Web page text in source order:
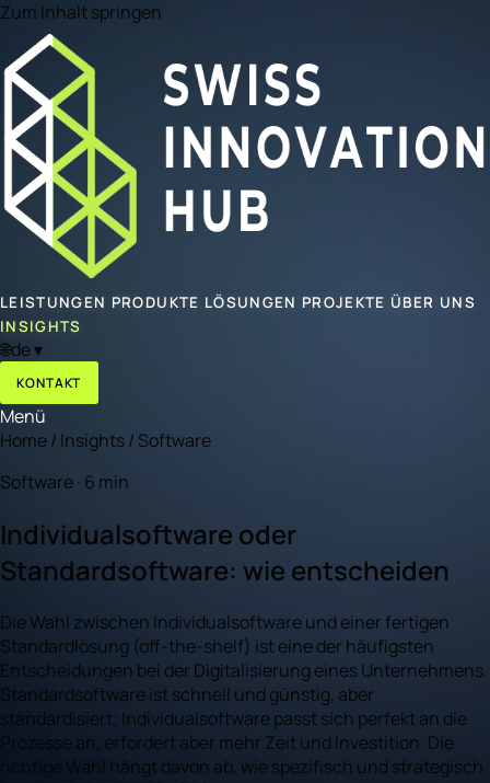
Zum Inhalt springen
LEISTUNGEN PRODUKTE LÖSUNGEN PROJEKTE ÜBER UNS
INSIGHTS
🌐de▾
KONTAKT
Menü
Home/ Insights/ Software
Software · 6 min
Individualsoftware oder
Standardsoftware: wie entscheiden
Die Wahl zwischen Individualsoftware und einer fertigen
Standardlösung (off-the-shelf) ist eine der häufigsten
Entscheidungen bei der Digitalisierung eines Unternehmens.
Standardsoftware ist schnell und günstig, aber
standardisiert; Individualsoftware passt sich perfekt an die
Prozesse an, erfordert aber mehr Zeit und Investition. Die
richtige Wahl hängt davon ab, wie spezifisch und strategisch